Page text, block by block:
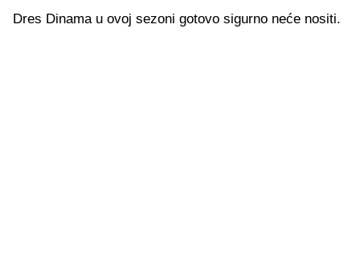
Dres Dinama u ovoj sezoni gotovo sigurno neće nositi.